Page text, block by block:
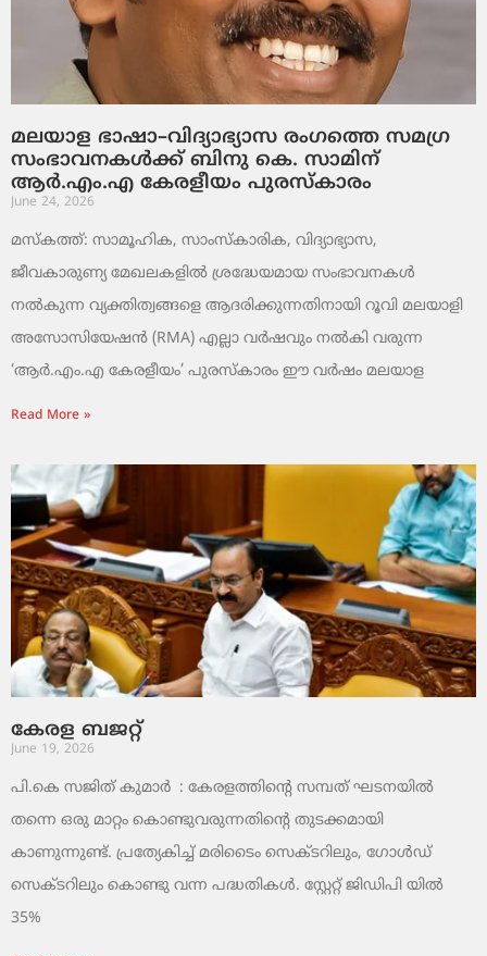
മലയാള ഭാഷാ–വിദ്യാഭ്യാസ രംഗത്തെ സമഗ്ര
സംഭാവനകൾക്ക് ബിനു കെ. സാമിന്
ആർ.എം.എ കേരളീയം പുരസ്‌കാരം
June 24, 2026
മസ്കത്ത്: സാമൂഹിക, സാംസ്‌കാരിക, വിദ്യാഭ്യാസ,
ജീവകാരുണ്യ മേഖലകളിൽ ശ്രദ്ധേയമായ സംഭാവനകൾ
നൽകുന്ന വ്യക്തിത്വങ്ങളെ ആദരിക്കുന്നതിനായി റൂവി മലയാളി
അസോസിയേഷൻ (RMA) എല്ലാ വർഷവും നൽകി വരുന്ന
‘ആർ.എം.എ കേരളീയം’ പുരസ്‌കാരം ഈ വർഷം മലയാള
Read More »
കേരള ബജറ്റ്
June 19, 2026
പി.കെ സജിത് കുമാര്‍ : കേരളത്തിന്റെ സമ്പത് ഘടനയിൽ
തന്നെ ഒരു മാറ്റം കൊണ്ടുവരുന്നതിന്റെ തുടക്കമായി
കാണുന്നുണ്ട്. പ്രത്യേകിച്ച് മരിടൈം സെക്ടറിലും, ഗോൾഡ്
സെക്ടറിലും കൊണ്ടു വന്ന പദ്ധതികൾ. സ്റ്റേറ്റ് ജിഡിപി യിൽ
35%